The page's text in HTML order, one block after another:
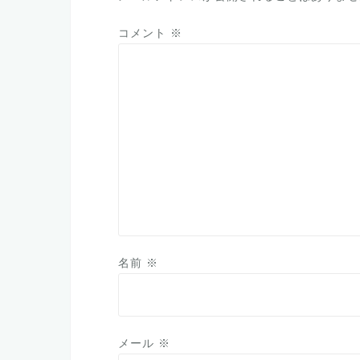
ョ
コメント ※
名前 ※
メール ※